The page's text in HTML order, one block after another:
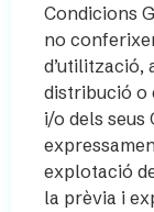
Condicions
no
distribució o
i/o dels
explotació
la prèvia i